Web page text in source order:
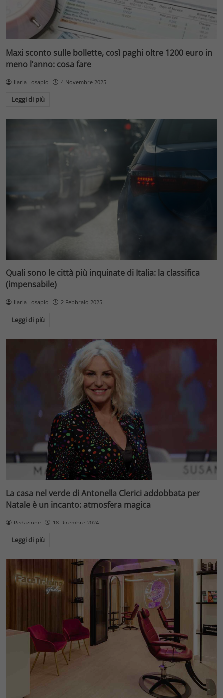
Maxi sconto sulle bollette, così paghi oltre 1200 euro in
meno l’anno: cosa fare
Ilaria Losapio 4 Novembre 2025
Leggi di più
Quali sono le città più inquinate di Italia: la classifica
(impensabile)
Ilaria Losapio 2 Febbraio 2025
Leggi di più
La casa nel verde di Antonella Clerici addobbata per
Natale è un incanto: atmosfera magica
Redazione 18 Dicembre 2024
Leggi di più